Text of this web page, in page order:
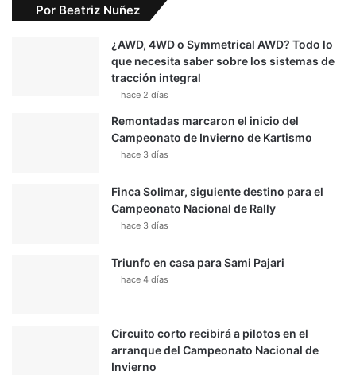
Por Beatriz Nuñez
¿AWD, 4WD o Symmetrical AWD? Todo lo
que necesita saber sobre los sistemas de
tracción integral
hace 2 días
Remontadas marcaron el inicio del
Campeonato de Invierno de Kartismo
hace 3 días
Finca Solimar, siguiente destino para el
Campeonato Nacional de Rally
hace 3 días
Triunfo en casa para Sami Pajari
hace 4 días
Circuito corto recibirá a pilotos en el
arranque del Campeonato Nacional de
Invierno